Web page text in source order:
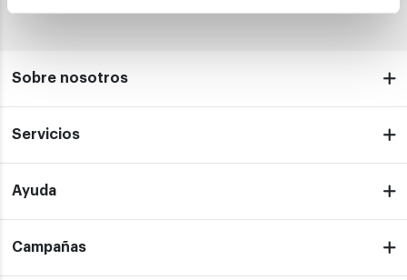
Sobre nosotros
Servicios
Ayuda
Campañas